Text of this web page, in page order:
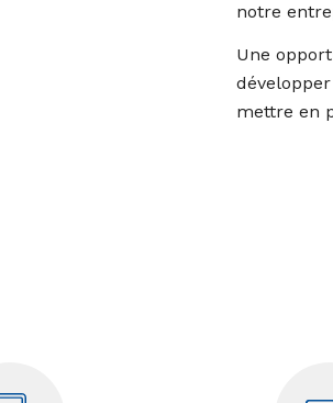
notre
Une
mettre en